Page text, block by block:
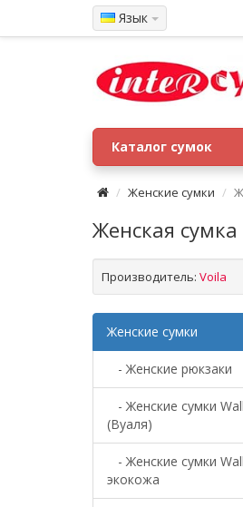
Язык
Каталог сумок
Женские сумки
Женская
Производитель: Voila
Женские сумки
- Женские рюкзаки
- Женские сумки
(Вуаля)
- Женские сумки
экокожа